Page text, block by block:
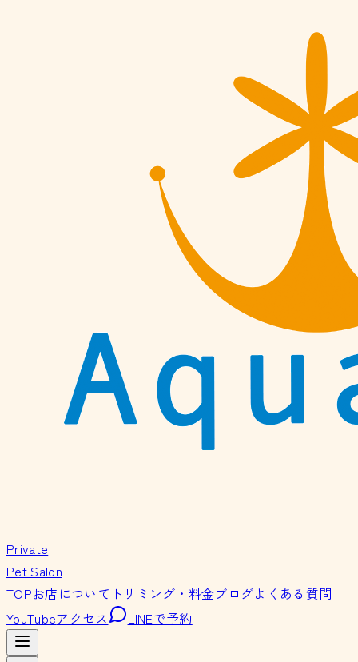
Private
Pet Salon
TOPお店について トリミング・料金ブログよくある質問
YouTubeアクセス LINEで予約